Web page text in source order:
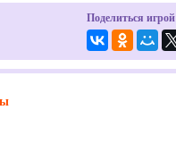
Поделиться игрой